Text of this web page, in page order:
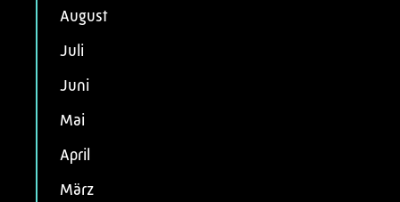
August
Juli
Juni
Mai
April
März